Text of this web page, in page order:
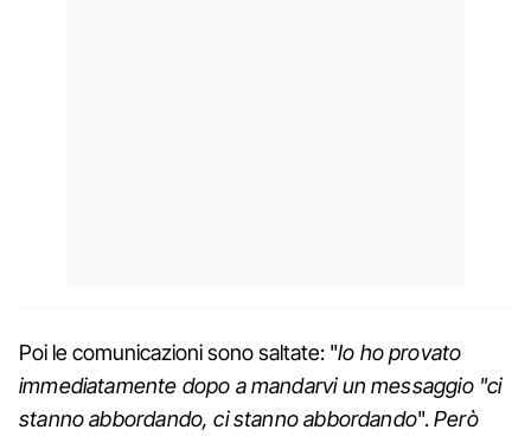
Poi le comunicazioni sono saltate: "Io ho provato
immediatamente dopo a mandarvi un messaggio "ci
stanno abbordando, ci stanno abbordando".Però